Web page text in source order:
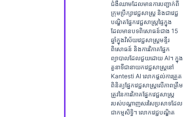
ជំងឺឈាមដែលមានការបញ្ជាក់ពី
ក្រុមប្រឹក្សាវេជ្ជសាស្ត្រ និងជាវេជ្ជ
បណ្ឌិតផ្នែកវេជ្ជសាស្ត្រផ្ទៃក្នុង
ដែលមានបទពិសោធន៍ជាង 15
ឆ្នាំក្នុងវិស័យវេជ្ជសាស្ត្រមន្ទីរ
ពិសោធន៍ និងការវិភាគផ្នែក
ព្យាបាលដែលជួយដោយ AI។ ក្នុង
តួនាទីជានាយកវេជ្ជសាស្ត្រនៅ
Kantesti AI លោកផ្តល់ការត្រួត
ពិនិត្យផ្នែកវេជ្ជសាស្ត្រលើភាពត្រឹម
ត្រូវនៃការវិភាគផ្នែកវេជ្ជសាស្ត្រ
របស់បណ្តាញសរសៃប្រសាទដែល
ជាកម្មសិទ្ធិ។ លោកវេជ្ជបណ្ឌិត